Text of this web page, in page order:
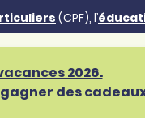
(CPF), l’
2026.
des cadeaux